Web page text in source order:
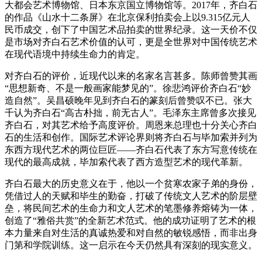
大都会艺术博物馆、日本东京国立博物馆等。2017年，齐白石
的作品《山水十二条屏》在北京保利拍卖会上以9.315亿元人
民币成交，创下了中国艺术品拍卖的世界纪录。这一天价不仅
是市场对齐白石艺术价值的认可，更是全世界对中国传统艺术
在现代语境中持续生命力的肯定。
对齐白石的评价，近现代以来的名家名言甚多。陈师曾赞其画
“思想新奇、不是一般画家能梦见的”。徐悲鸿评价齐白石“妙
造自然”。吴昌硕晚年见到齐白石的篆刻后曾赞叹不已。张大
千认为齐白石“高古朴拙，前无古人”。毛泽东主席曾多次接见
齐白石，对其艺术给予高度评价。周恩来总理也十分关心齐白
石的生活和创作。国际艺术评论界则将齐白石与毕加索并列为
东西方现代艺术的两位巨匠——齐白石代表了东方写意传统在
现代的最高成就，毕加索代表了西方造型艺术的现代革新。
齐白石最大的历史意义在于，他以一个贫寒农家子弟的身份，
凭借过人的天赋和毕生的勤奋，打破了传统文人艺术的阶层壁
垒，将民间艺术的生命力和文人艺术的笔墨修养熔铸为一体，
创造了“雅俗共赏”的全新艺术范式。他的成功证明了艺术的根
本力量来自对生活的真诚热爱和对自然的敏锐感悟，而非出身
门第和学院训练。这一启示在今天仍然具有深刻的现实意义。